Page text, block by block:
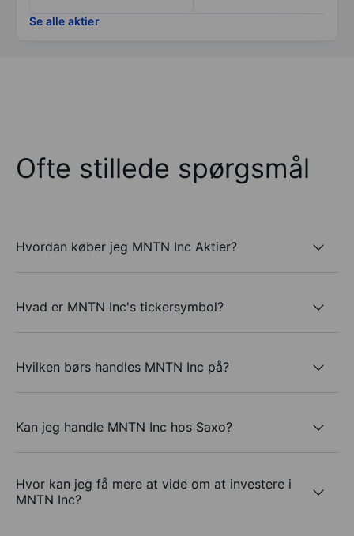
Se alle aktier
Ofte stillede spørgsmål
Hvordan køber jeg MNTN Inc Aktier?
Hvad er MNTN Inc's tickersymbol?
Hvilken børs handles MNTN Inc på?
Kan jeg handle MNTN Inc hos Saxo?
Hvor kan jeg få mere at vide om at investere i
MNTN Inc?